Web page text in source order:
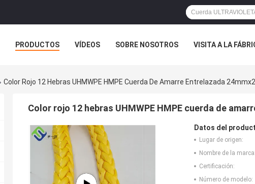
PRODUCTOS VÍDEOS SOBRE NOSOTROS VISITA A LA
Color Rojo 12 Hebras UHMWPE HMPE Cuerda De Amarre Entrelazada
Color rojo 12 hebras UHMWPE HMPE cuerda de
Datos del
Lugar de origen:
Nombre de la marca:
Certificación:
Número de modelo: